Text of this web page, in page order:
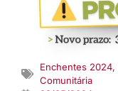
Enchentes 2024,
Comunitária